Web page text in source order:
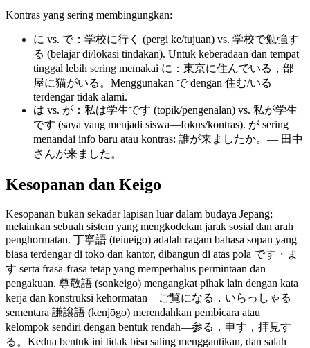
Kontras yang sering membingungkan:
に vs. で：学校に行く (pergi ke/tujuan) vs. 学校で勉強す
る (belajar di/lokasi tindakan). Untuk keberadaan dan tempat
tinggal lebih sering memakai に：東京に住んでいる，部
屋に猫がいる。Menggunakan で dengan 住む/いる
terdengar tidak alami.
は vs. が：私は学生です (topik/pengenalan) vs. 私が学生
です (saya yang menjadi siswa—fokus/kontras). が sering
menandai info baru atau kontras: 誰が来ましたか。— 田中
さんが来ました。
Kesopanan dan Keigo
Kesopanan bukan sekadar lapisan luar dalam budaya Jepang;
melainkan sebuah sistem yang mengkodekan jarak sosial dan arah
penghormatan. 丁寧語 (teineigo) adalah ragam bahasa sopan yang
biasa terdengar di toko dan kantor, dibangun di atas pola です・ま
す serta frasa-frasa tetap yang memperhalus permintaan dan
pengakuan. 尊敬語 (sonkeigo) mengangkat pihak lain dengan kata
kerja dan konstruksi kehormatan—ご覧になる，いらっしゃる—
sementara 謙譲語 (kenjōgo) merendahkan pembicara atau
kelompok sendiri dengan bentuk rendah—参る，申す，拝見す
る。Kedua bentuk ini tidak bisa saling menggantikan, dan salah